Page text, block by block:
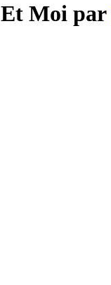
Moi par